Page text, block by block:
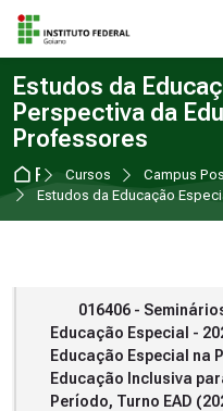
Skip to navigation
Skip to login form
Ir para o conteúdo principal
Skip to accessibility options
Skip to footer
Skip accessibility options
Estudos da
Perspectiva da
Professores
Página inicial
Cursos Campus
016406 -
Educação Especial -
Educação Especial na
Educação Inclusiva
Período, Turno EAD